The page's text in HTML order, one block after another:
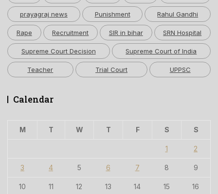
prayagraj news Punishment Rahul Gandhi
Rape Recruitment SIR in bihar SRN Hospital
Supreme Court Decision Supreme Court of India
Teacher Trial Court UPPSC
Calendar
M T W T F S S
1 2
3 4 5 6 7 8 9
10 11 12 13 14 15 16